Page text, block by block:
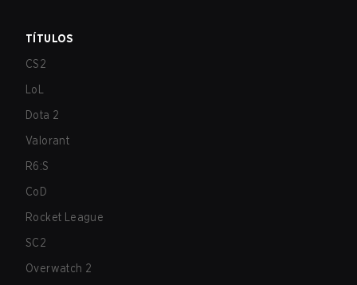
TÍTULOS
CS2
LoL
Dota 2
Valorant
R6:S
CoD
Rocket League
SC2
Overwatch 2